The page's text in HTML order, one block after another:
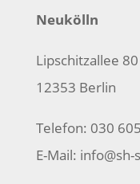
Neukölln
Lipschitzallee 80
12353 Berlin
Telefon: 030
E-Mail: